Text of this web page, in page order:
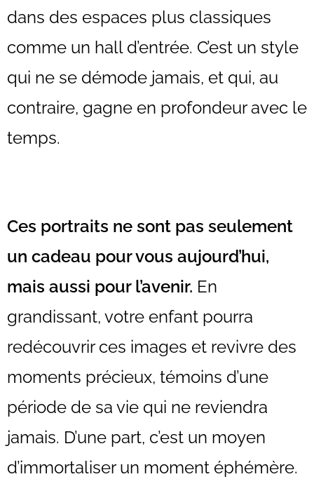
dans des espaces plus classiques
comme un hall d’entrée. C’est un style
qui ne se démode jamais, et qui, au
contraire, gagne en profondeur avec le
temps.
Ces portraits ne sont pas seulement
un cadeau pour vous aujourd’hui,
mais aussi pour l’avenir. En
grandissant, votre enfant pourra
redécouvrir ces images et revivre des
moments précieux, témoins d’une
période de sa vie qui ne reviendra
jamais. D’une part, c’est un moyen
d’immortaliser un moment éphémère.